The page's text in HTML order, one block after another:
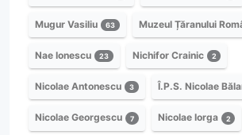
Mugur Vasiliu 63 Muzeul Țăranului
Nae Ionescu 23 Nichifor Crainic 2
Nicolae Antonescu 3 Î.P.S. Nicolae
Nicolae Georgescu 7 Nicolae Iorga 2